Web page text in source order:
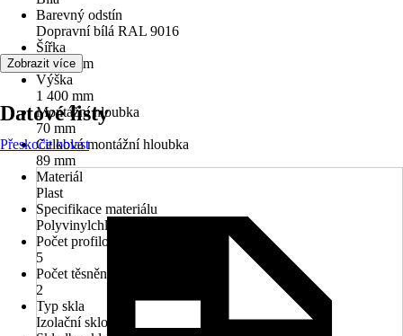
Barevný odstín
Dopravní bílá RAL 9016
Šířka
1 050 mm
Výška
1 400 mm
Montážní hloubka
70 mm
Celková montážní hloubka
89 mm
Materiál
Plast
Specifikace materiálu
Polyvinylchlorid (PVC)
Počet profilových komor
5
Počet těsnění
2
Typ skla
Izolační sklo
Zobrazit více
Datové listy
Přeskočit oblast